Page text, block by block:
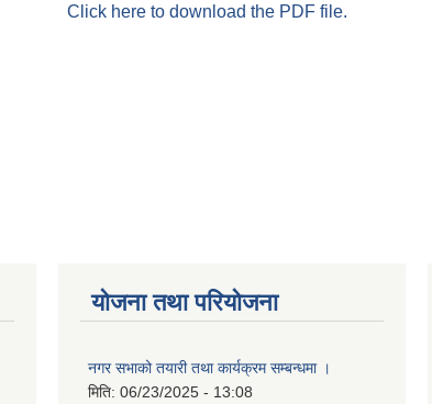
Click here to download the PDF file.
योजना तथा परियोजना
नगर सभाको तयारी तथा कार्यक्रम सम्बन्धमा ।
मिति: 06/23/2025 - 13:08